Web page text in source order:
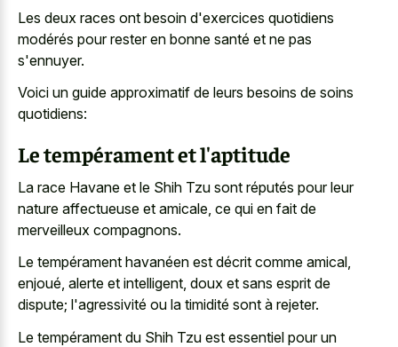
Les deux races ont besoin d'exercices quotidiens
modérés pour rester en bonne santé et ne pas
s'ennuyer.
Voici un guide approximatif de leurs besoins de soins
quotidiens:
Le tempérament et l'aptitude
La race Havane et le Shih Tzu sont réputés pour leur
nature affectueuse et amicale, ce qui en fait de
merveilleux compagnons.
Le tempérament havanéen est décrit comme amical,
enjoué, alerte et intelligent, doux et sans esprit de
dispute; l'agressivité ou la timidité sont à rejeter.
Le tempérament du Shih Tzu est essentiel pour un